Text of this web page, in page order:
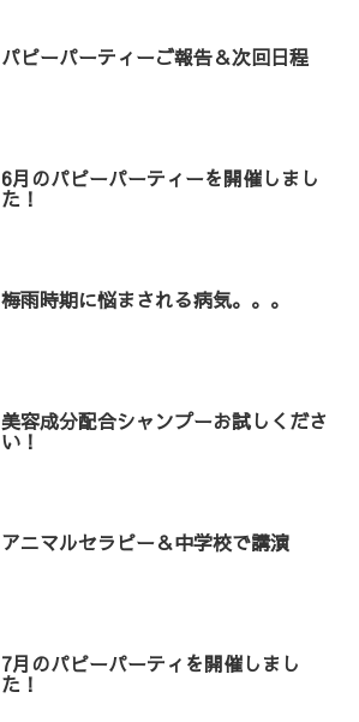
パピーパーティーご報告＆次回日程
6月のパピーパーティーを開催しまし
た！
梅雨時期に悩まされる病気。。。
美容成分配合シャンプーお試しくださ
い！
アニマルセラピー＆中学校で講演
7月のパピーパーティを開催しまし
た！